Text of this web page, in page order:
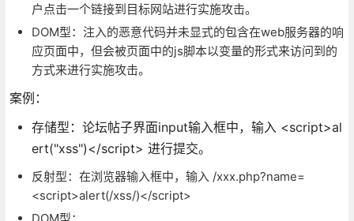
户点击一个链接到目标网站进行实施攻击。
DOM型：注入的恶意代码并未显式的包含在web服务器的响
应页面中，但会被页面中的js脚本以变量的形式来访问到的
方式来进行实施攻击。
案例：
存储型：论坛帖子界面input输入框中，输入 <script>al
ert("xss")</script> 进行提交。
反射型：在浏览器输入框中，输入 /xxx.php?name=
<script>alert(/xss/)</script>
DOM型：